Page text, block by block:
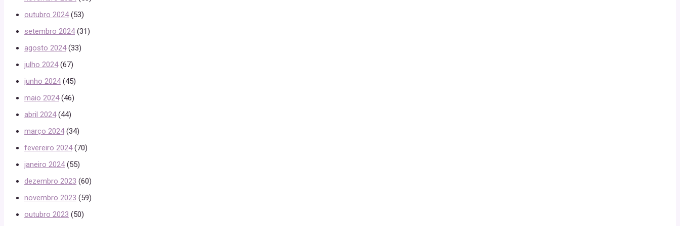
outubro 2024(53)
setembro 2024(31)
agosto 2024(33)
julho 2024(67)
junho 2024(45)
maio 2024(46)
abril 2024(44)
março 2024(34)
fevereiro 2024(70)
janeiro 2024(55)
dezembro 2023 (60)
novembro 2023 (59)
outubro 2023 (50)